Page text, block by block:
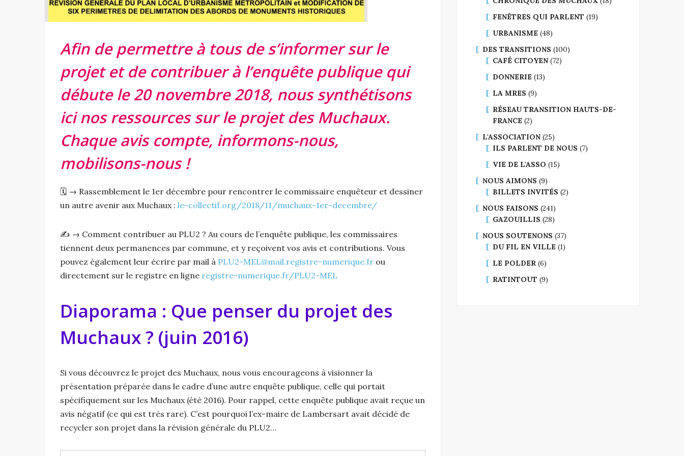
Afin de permettre à tous de s’informer sur le
projet et de contribuer à l’enquête publique qui
débute le 20 novembre 2018, nous synthétisons
ici nos ressources sur le projet des Muchaux.
Chaque avis compte, informons-nous,
mobilisons-nous !
🗓️ → Rassemblement le 1er décembre pour rencontrer le commissaire enquêteur et dessiner
un autre avenir aux Muchaux : le-collectif.org/2018/11/muchaux-1er-decembre/
✍️ → Comment contribuer au PLU2 ? Au cours de l’enquête publique, les commissaires
tiennent deux permanences par commune, et y reçoivent vos avis et contributions. Vous
pouvez également leur écrire par mail à PLU2-MEL@mail.registre-numerique.fr ou
directement sur le registre en ligne registre-numerique.fr/PLU2-MEL
Diaporama : Que penser du projet des
Muchaux ? (juin 2016)
Si vous découvrez le projet des Muchaux, nous vous encourageons à visionner la
présentation préparée dans le cadre d’une autre enquête publique, celle qui portait
spécifiquement sur les Muchaux (été 2016). Pour rappel, cette enquête publique avait reçue un
avis négatif (ce qui est très rare). C’est pourquoi l’ex-maire de Lambersart avait décidé de
recycler son projet dans la révision générale du PLU2…
FENÊTRES QUI PARLENT (19)
URBANISME (48)
DES TRANSITIONS (100)
CAFÉ CITOYEN (72)
DONNERIE (13)
LA MRES (9)
RÉSEAU TRANSITION HAUTS-DE-
FRANCE (2)
L'ASSOCIATION (25)
ILS PARLENT DE NOUS (7)
VIE DE L'ASSO (15)
NOUS AIMONS (9)
BILLETS INVITÉS (2)
NOUS FAISONS (241)
GAZOUILLIS (28)
NOUS SOUTENONS (37)
DU FIL EN VILLE (1)
LE POLDER (6)
RATINTOUT (9)